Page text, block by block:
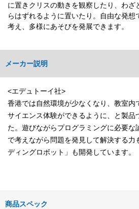
に置きクリスの動きを観察したり、わざ
らはずれるように置いたり。自由な発想
考え、多様にあそびを発展できます。
メーカー説明
<エデュトーイ社>
香港では自然環境が少なくなり、教室内
サイエンス体験ができるように、と製品
た。遊びながらプログラミングに必要な
で考えながら問題を発見して解決する力
ディングロボット」も開発しています。
商品スペック